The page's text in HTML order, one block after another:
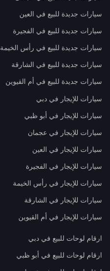
سيارات جديدة للبيع في العين
سيارات جديدة للبيع في الفجيرة
سيارات جديدة للبيع في رأس الخيمة
سيارات جديدة للبيع في الشارقة
سيارات جديدة للبيع في أم القيوين
سيارات للإيجار في دبي
سيارات للإيجار في أبو ظبي
سيارات للإيجار في عجمان
سيارات للإيجار في العين
سيارات للإيجار في الفجيرة
سيارات للإيجار في رأس الخيمة
سيارات للإيجار في الشارقة
سيارات للإيجار في أم القيوين
ارقام لوحات للبيع في دبي
ارقام لوحات للبيع في أبو ظبي